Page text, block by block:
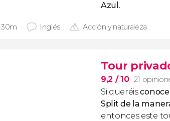
Azul .
Inglés Acción y naturaleza
Tour
9,2 / 10 21
Si queréis
Split de la
entonces este